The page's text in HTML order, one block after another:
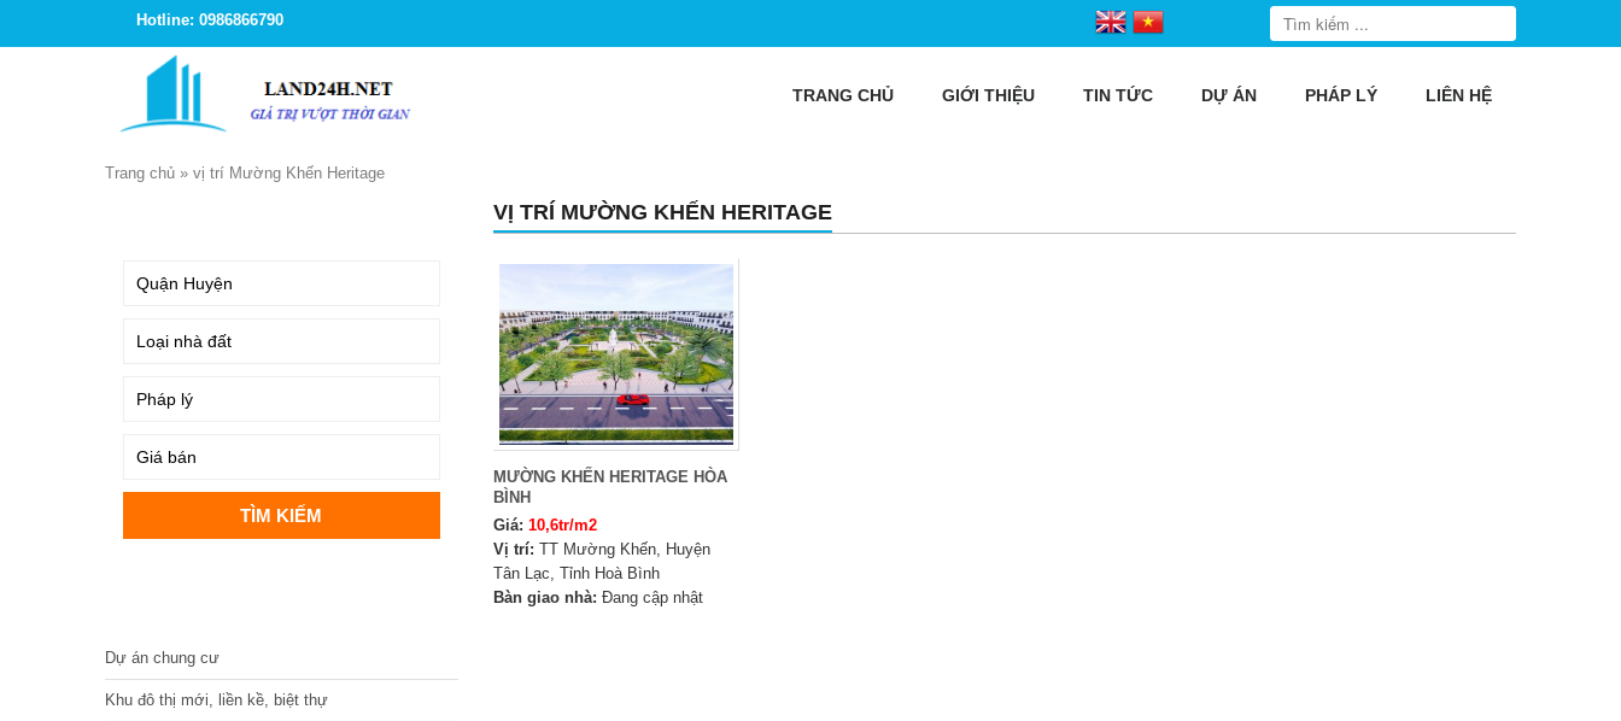
Hotline: 0986866790
TRANG CHỦ GIỚI THIỆU TIN TỨC DỰ ÁN PHÁP LÝ LIÊN HỆ
Trang chủ » vị trí Mường Khến Heritage
VỊ TRÍ MƯỜNG KHẾN HERITAGE
MƯỜNG KHẾN HERITAGE HÒA
BÌNH
Giá: 10,6tr/m2
Vị trí: TT Mường Khến, Huyện
Tân Lạc, Tỉnh Hoà Bình
Bàn giao nhà: Đang cập nhật
Dự án chung cư
Khu đô thị mới, liền kề, biệt thự